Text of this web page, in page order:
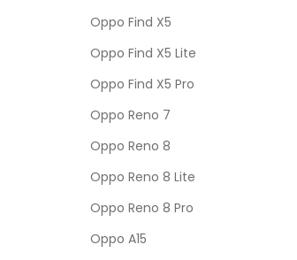
Oppo Find X5
Oppo Find X5 Lite
Oppo Find X5 Pro
Oppo Reno 7
Oppo Reno 8
Oppo Reno 8 Lite
Oppo Reno 8 Pro
Oppo A15